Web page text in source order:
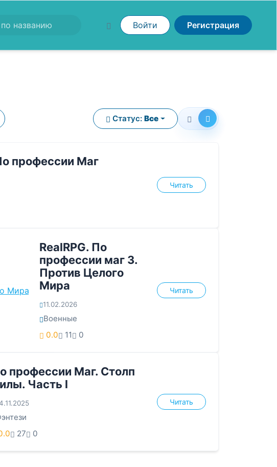
Войти Регистрация
Статус: Все
профессии Маг
Читать
RealRPG. По
профессии маг 3.
Против Целого
Мира
11.02.2026
Военные
0.0
11 0
Читать
профессии Маг. Столп
Часть l
27 0
Читать